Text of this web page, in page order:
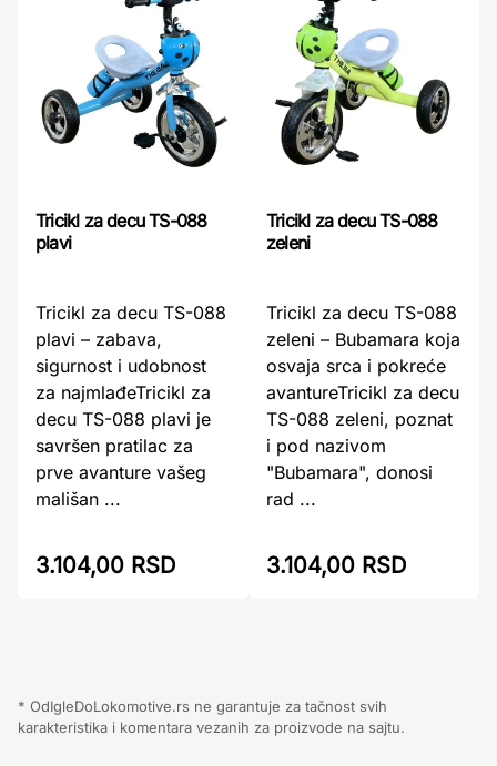
Tricikl za decu TS-088
plavi
Tricikl za decu TS-088
plavi – zabava,
sigurnost i udobnost
za najmlađeTricikl za
decu TS-088 plavi je
savršen pratilac za
prve avanture vašeg
mališan ...
3.104,00 RSD
Tricikl za decu TS-088
zeleni
Tricikl za decu TS-088
zeleni – Bubamara koja
osvaja srca i pokreće
avantureTricikl za decu
TS-088 zeleni, poznat
i pod nazivom
"Bubamara", donosi
rad ...
3.104,00 RSD
* OdIgleDoLokomotive.rs ne garantuje za tačnost svih
karakteristika i komentara vezanih za proizvode na sajtu.